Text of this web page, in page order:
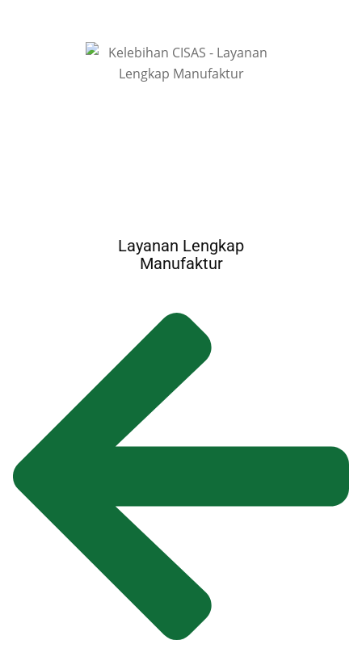
Layanan Lengkap
Manufaktur